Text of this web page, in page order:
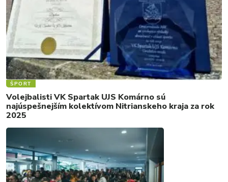
ŠPORT
Volejbalisti VK Spartak UJS Komárno sú
najúspešnejším kolektívom Nitrianskeho kraja za rok
2025